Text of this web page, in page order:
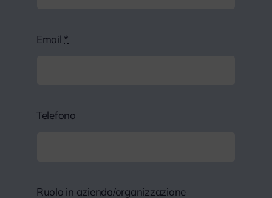
Email *
Telefono
Ruolo in azienda/organizzazione